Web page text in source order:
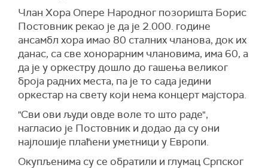
Члан Хора Опере Народног позоришта Борис
Постовник рекао је да је 2.000. године
ансамбл хора имао 80 сталних чланова, док их
данас, са све хонорарним члановима, има 60, а
да је у оркестру дошло до гашења великог
броја радних места, па је то сада једини
оркестар на свету који нема концерт мајстора.
"Сви ови људи овде воле то што раде",
нагласио је Постовник и додао да су они
најлошије плаћени уметници у Европи.
Окупљенима су се обратили и глумац Српског